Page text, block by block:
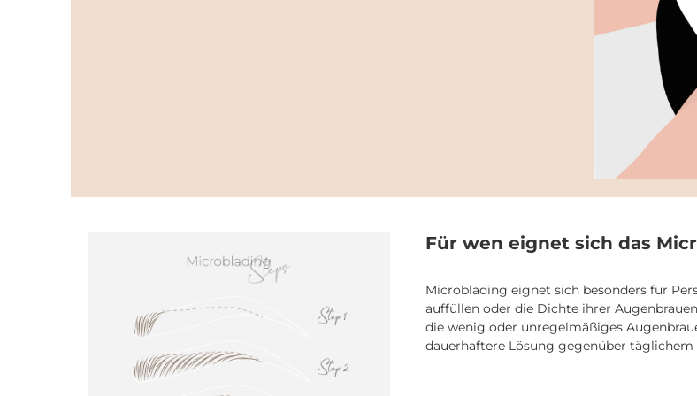
Hochwertige Verarbeitung Für
professionelle Studioanwendung
sicherst Du hygienische
Arbeitsabläufe und
Behandlungsergebnisse in
Deinem Studio.
Für wen eignet sich das
Microblading eignet sich besonders für
auffüllen oder die Dichte ihrer
die wenig oder unregelmäßiges
dauerhaftere Lösung gegenüber täglichem